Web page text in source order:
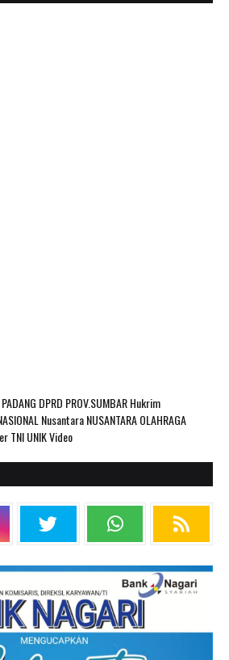
DPRD PROV.SUMBARHukrim
NusantaraNUSANTARAOLAHRAGA
TNIUNIKVideo